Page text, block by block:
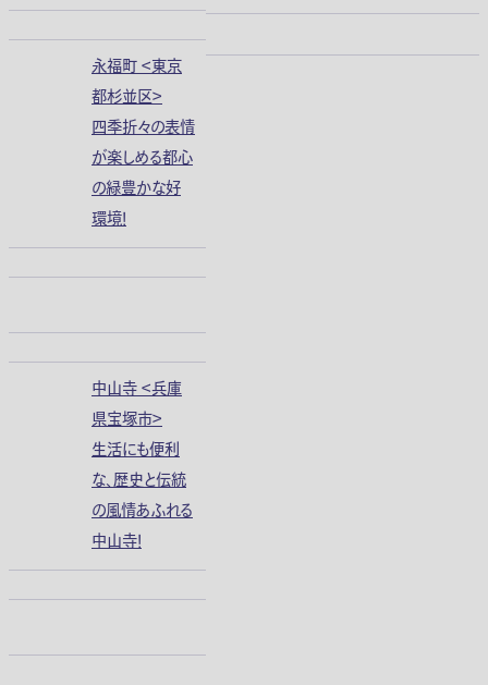
永福町 ＜東京
都杉並区＞
四季折々の表情
が楽しめる都心
の緑豊かな好
環境！
中山寺 ＜兵庫
県宝塚市＞
生活にも便利
な、歴史と伝統
の風情あふれる
中山寺！